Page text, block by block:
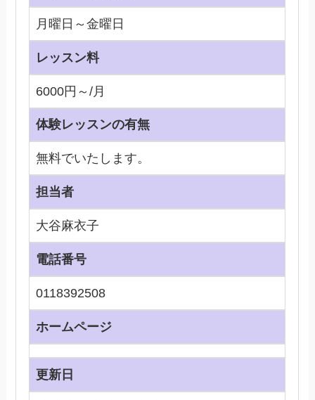
月曜日～金曜日
レッスン料
6000円～/月
体験レッスンの有無
無料でいたします。
担当者
大谷麻衣子
電話番号
0118392508
ホームページ
更新日